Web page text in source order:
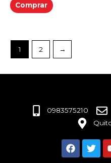
Comprar
1 2 →
0983575210